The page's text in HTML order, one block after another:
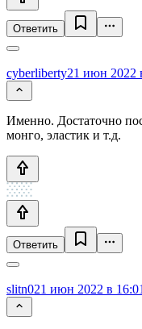
Ответить
cyberliberty21 июн 2022
Именно. Достаточно
монго, эластик и т.д.
Ответить
slitn021 июн 2022 в 16:01